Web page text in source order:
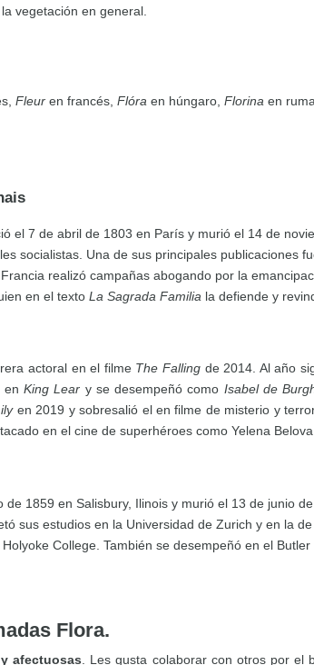
vegetación en general.
Fleur en francés, Flóra en húngaro, Florina en
el 7 de abril de 1803 en París y murió el 14 de
socialistas. Una de sus principales publicaciones
Francia realizó campañas abogando por la
en el texto La Sagrada Familia la defiende y
actoral en el filme The Falling de 2014. Al año
en King Lear y se desempeñó como Isabel de
en 2019 y sobresalió el en filme de misterio y
en el cine de superhéroes como Yelena
de 1859 en Salisbury, Ilinois y murió el 13 de junio
sus estudios en la Universidad de Zurich y en la
College. También se desempeñó en el
Flora.
afectuosas. Les gusta colaborar con otros por el